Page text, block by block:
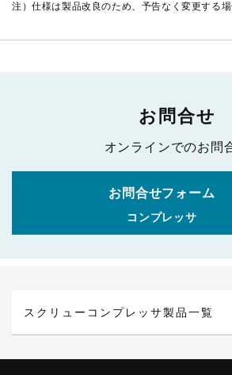
注）仕様は製品改良のため、予告なく変更する場
お問合せ
オンラインでのお問
お問合せフォーム
コンプレッサ
スクリューコンプレッサ製品一覧